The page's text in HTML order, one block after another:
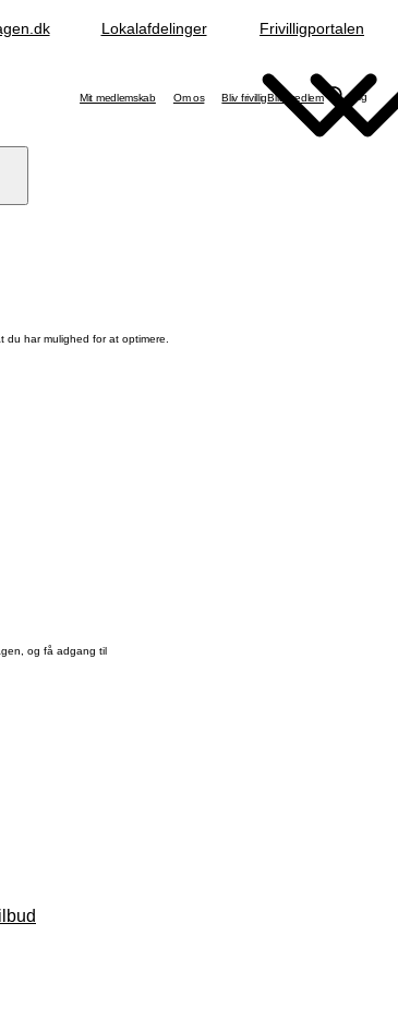
Lokalafdelinger Frivilligportalen
Mit medlemskab Om os Bliv frivilligBliv medlem Søg
har mulighed for at optimere.
og få adgang til